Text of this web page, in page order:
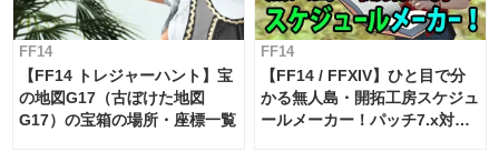
FF14
【FF14 トレジャーハント】宝
の地図G17（古ぼけた地図
G17）の宝箱の場所・座標一覧
FF14
【FF14 / FFXIV】ひと目で分
かる無人島・開拓工房スケジュ
ールメーカー！パッチ7.x対応